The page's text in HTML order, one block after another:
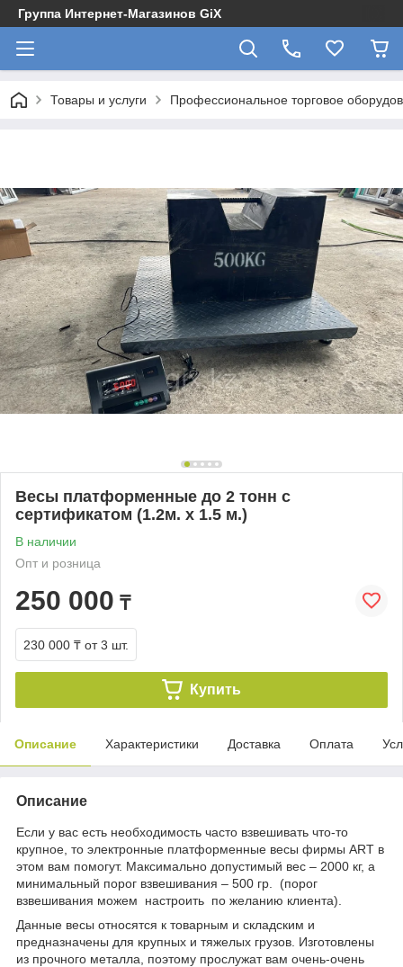
Группа Интернет-Магазинов GiX
Товары и услуги Профессиональное торговое
Весы платформенные до 2 тонн с
сертификатом (1.2м. х 1.5 м.)
В наличии
Опт и розница
250 000 ₸
230 000 ₸ от 3 шт.
Купить
Описание Характеристики Доставка Оплата
Описание
Если у вас есть необходимость часто взвешивать что-то
крупное, то электронные платформенные весы фирмы ART в
этом вам помогут. Максимально допустимый вес – 2000 кг, а
минимальный порог взвешивания – 500 гр. (порог
взвешивания можем настроить по желанию клиента).
Данные весы относятся к товарным и складским и
предназначены для крупных и тяжелых грузов. Изготовлены
из прочного металла, поэтому прослужат вам очень-очень